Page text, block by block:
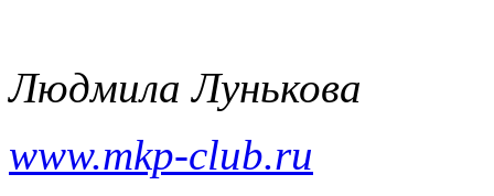
Людмила Лунькова
www.mkp-club.ru